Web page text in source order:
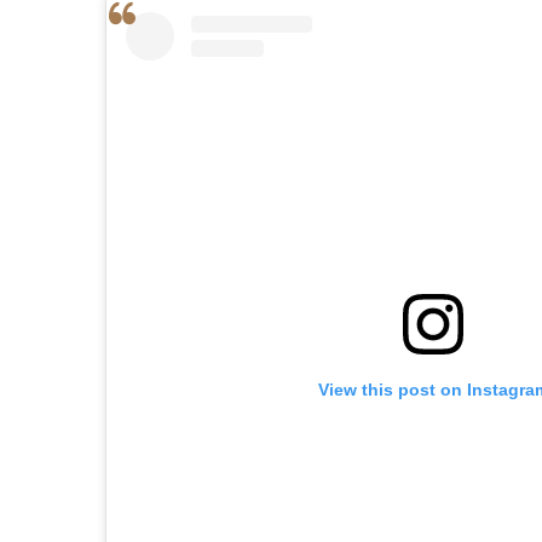
View this post on